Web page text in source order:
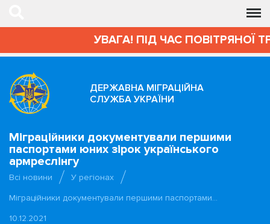
УВАГА! ПІД ЧАС ПОВІТРЯНОЇ
ДЕРЖАВНА МІГРАЦІЙНА
СЛУЖБА УКРАЇНИ
Міграційники документували першими
паспортами юних зірок українського
армреслінгу
Всі новини
У регіонах
Міграційники документували першими паспортами…
10.12.2021